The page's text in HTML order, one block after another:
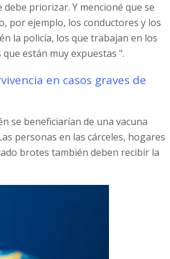
priorizar. Y mencioné que se
por ejemplo, los conductores y los
la policía, los que trabajan en los
están muy expuestas ".
en casos graves de
se beneficiarían de una vacuna
personas en las cárceles, hogares
brotes también deben recibir la